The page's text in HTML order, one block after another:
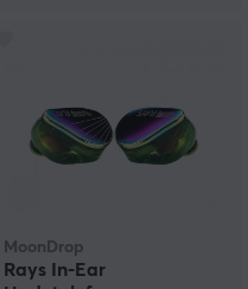
MoonDrop
Rays In-Ear